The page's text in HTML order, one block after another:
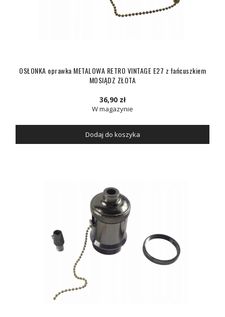
OSŁONKA oprawka METALOWA RETRO VINTAGE E27 z łańcuszkiem
MOSIĄDZ ZŁOTA
36,90 zł
W magazynie
Dodaj do koszyka